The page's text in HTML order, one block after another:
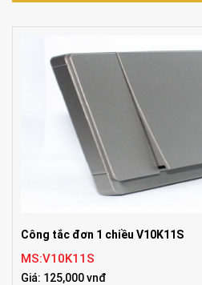
Công tắc đơn 1 chiều V10K11S
MS:V10K11S
Giá: 125,000 vnđ